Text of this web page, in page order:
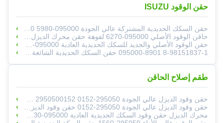
حقن الوقود ISUZU
حقن السكك الحديدية المشتركة عالي الجودة 095000-5980 095000-5981 095000-5982 لمفجرة الديزل 6WF1 6WG1
حاقن الوقود الأصلي 095000-6270 لفوهة حقن محرك الديزل المشترك 8-97610254-0
حقن الوقود الأصلي والجديد للسكك الحديدية العادية 095000-5984 لمحرك HI-ON 6WF1 6UZ1 8-97603099-3
8-98151837-1 095000-8901 حقن السكك الحديدية الشائعة لشركة ISUZU 4HK1 6HK1 محرك حفر حقن وقود الديزل
طقم إصلاح الحاقن
حقن وقود الديزل عالي الجودة 295050-0152 2950500152 8-97622719-2 8976227192
حقن وقود الديزل عالي الجودة 295050-0152 حقن وقود الديزل السكك الحديدية الشائعة 295050-0450 29505 8-97622719-2 8976227192
محرك الديزل حقن وقود السكك الحديدية العادية 095000-8630 095000-8631 095000-8632 095000-8633 لـ ISUZ-U 8-98139816-0 8-981398